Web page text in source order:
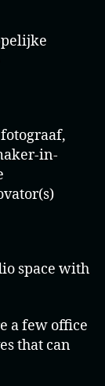
in-
space with
a few office
that can